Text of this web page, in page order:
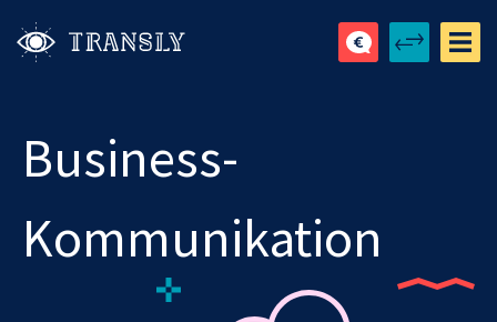
Business-
Kommunikation